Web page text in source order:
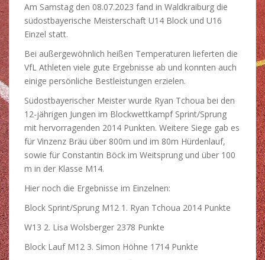
n
t
Am Samstag den 08.07.2023 fand in Waldkraiburg die
südostbayerische Meisterschaft U14 Block und U16
Einzel statt.
Bei außergewöhnlich heißen Temperaturen lieferten die
VfL Athleten viele gute Ergebnisse ab und konnten auch
einige persönliche Bestleistungen erzielen.
Südostbayerischer Meister wurde Ryan Tchoua bei den
12-jährigen Jungen im Blockwettkampf Sprint/Sprung
mit hervorragenden 2014 Punkten. Weitere Siege gab es
für Vinzenz Bräu über 800m und im 80m Hürdenlauf,
sowie für Constantin Böck im Weitsprung und über 100
m in der Klasse M14.
Hier noch die Ergebnisse im Einzelnen:
Block Sprint/Sprung M12 1. Ryan Tchoua 2014 Punkte
W13 2. Lisa Wolsberger 2378 Punkte
Block Lauf M12 3. Simon Höhne 1714 Punkte